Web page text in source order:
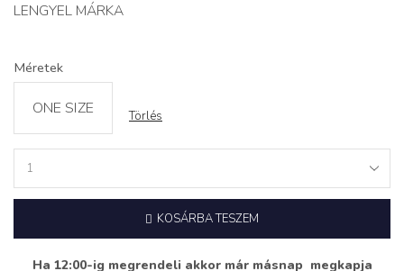
LENGYEL MÁRKA
Méretek
ONE SIZE Törlés
‘COMFY’
quantity
KOSÁRBA TESZEM
Ha 12:00-ig megrendeli akkor már másnap megkapja